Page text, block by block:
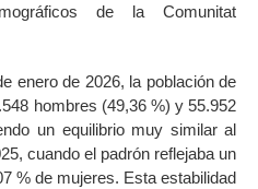
de la Comunitat
enero de 2026, la población de
hombres (49,36 %) y 55.952
un equilibrio muy similar al
cuando el padrón reflejaba un
% de mujeres. Esta estabilidad